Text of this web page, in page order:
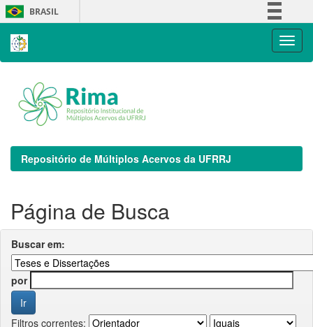
Skip
navigation
BRASIL
Repositório de Múltiplos Acervos da UFRRJ
Página de Busca
Buscar em:
por
Filtros correntes: